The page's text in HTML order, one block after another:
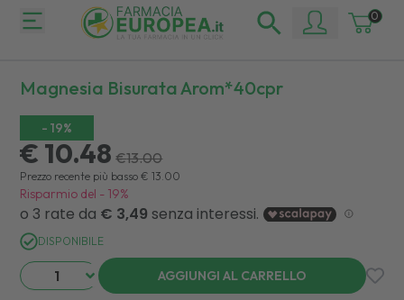
0
Magnesia Bisurata Arom*40cpr
- 19%
€ 10.48 €13.00
Prezzo recente più basso € 13.00
Risparmio del - 19%
DISPONIBILE
AGGIUNGI AL CARRELLO